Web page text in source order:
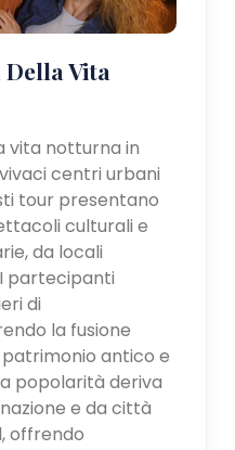
Vita
vita notturna in
centri urbani
tour presentano
culturali e
da locali
partecipanti
di
la fusione
antico e
popolarità deriva
e da città
offrendo